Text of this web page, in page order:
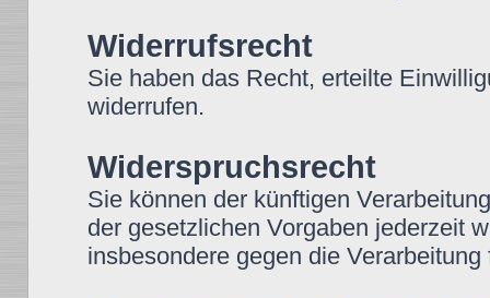
Widerrufsrecht
Sie haben das Recht, erteilte
widerrufen.
Widerspruchsrecht
Sie können der künftigen
der gesetzlichen Vorgaben jederzeit
insbesondere gegen die